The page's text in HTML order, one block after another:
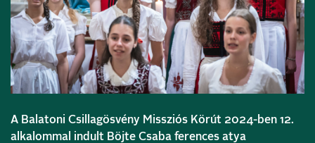
A Balatoni Csillagösvény Missziós Körút 2024-ben 12.
alkalommal indult Böjte Csaba ferences atya